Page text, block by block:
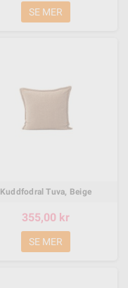
SE MER
Kuddfodral Tuva, Beige
355,00 kr
SE MER